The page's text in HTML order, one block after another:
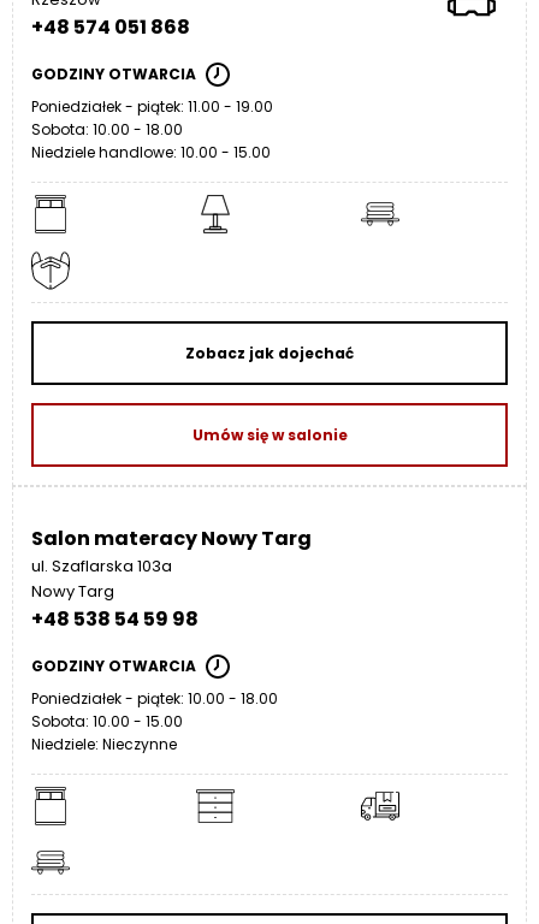
+48 574 051 868
GODZINY OTWARCIA
Poniedziałek - piątek: 11.00 - 19.00
Sobota: 10.00 - 18.00
Niedziele handlowe: 10.00 - 15.00
Zobacz jak dojechać
Umów się w salonie
Salon materacy Nowy Targ
ul. Szaflarska 103a
Nowy Targ
+48 538 54 59 98
GODZINY OTWARCIA
Poniedziałek - piątek: 10.00 - 18.00
Sobota: 10.00 - 15.00
Niedziele: Nieczynne